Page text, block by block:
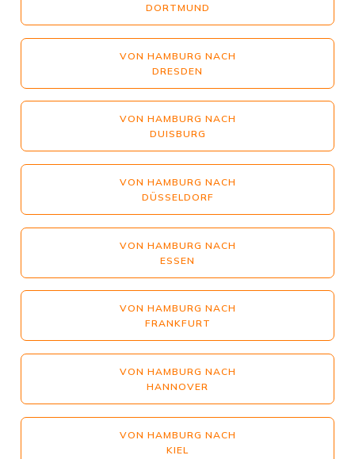
DORTMUND
VON HAMBURG NACH
DRESDEN
VON HAMBURG NACH
DUISBURG
VON HAMBURG NACH
DÜSSELDORF
VON HAMBURG NACH
ESSEN
VON HAMBURG NACH
FRANKFURT
VON HAMBURG NACH
HANNOVER
VON HAMBURG NACH
KIEL